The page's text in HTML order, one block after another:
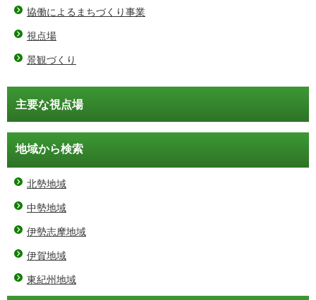
協働によるまちづくり事業
視点場
景観づくり
主要な視点場
地域から検索
北勢地域
中勢地域
伊勢志摩地域
伊賀地域
東紀州地域